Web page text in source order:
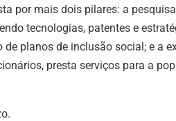
por mais dois pilares: a
tecnologias, patentes e
planos de inclusão social; e a
presta serviços para a